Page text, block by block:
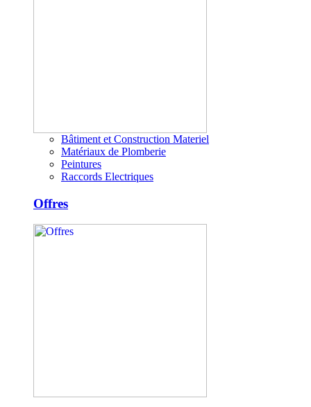
Bâtiment et Construction Materiel
Matériaux de Plomberie
Peintures
Raccords Electriques
Offres